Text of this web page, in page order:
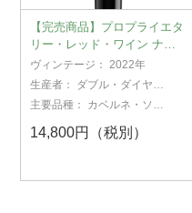
【完売商品】プロプライエタ
リー・レッド・ワイン ナ
パ・ヴァレー 2022
ヴィンテージ：2022年
生産者： ダブル・ダイヤモ
ンド
主要品種： カベルネ・ソー
14,800円（税別）